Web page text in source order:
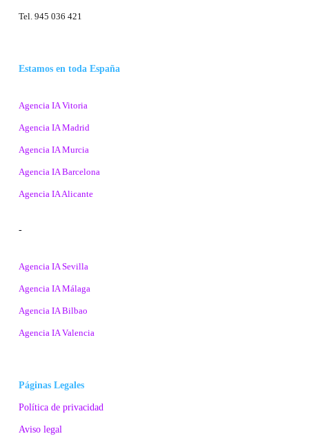
Tel. 945 036 421
Estamos en toda España
Agencia IA Vitoria
Agencia IA Madrid
Agencia IA Murcia
Agencia IA Barcelona
Agencia IA Alicante
-
Agencia IA Sevilla
Agencia IA Málaga
Agencia IA Bilbao
Agencia IA Valencia
Páginas Legales
Política de privacidad
Aviso legal